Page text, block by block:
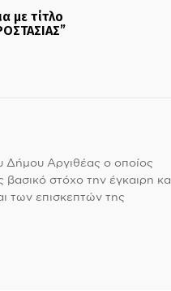
με τίτλο
Δήμου Αργιθέας ο οποίος
βασικό στόχο την έγκαιρη
των επισκεπτών της